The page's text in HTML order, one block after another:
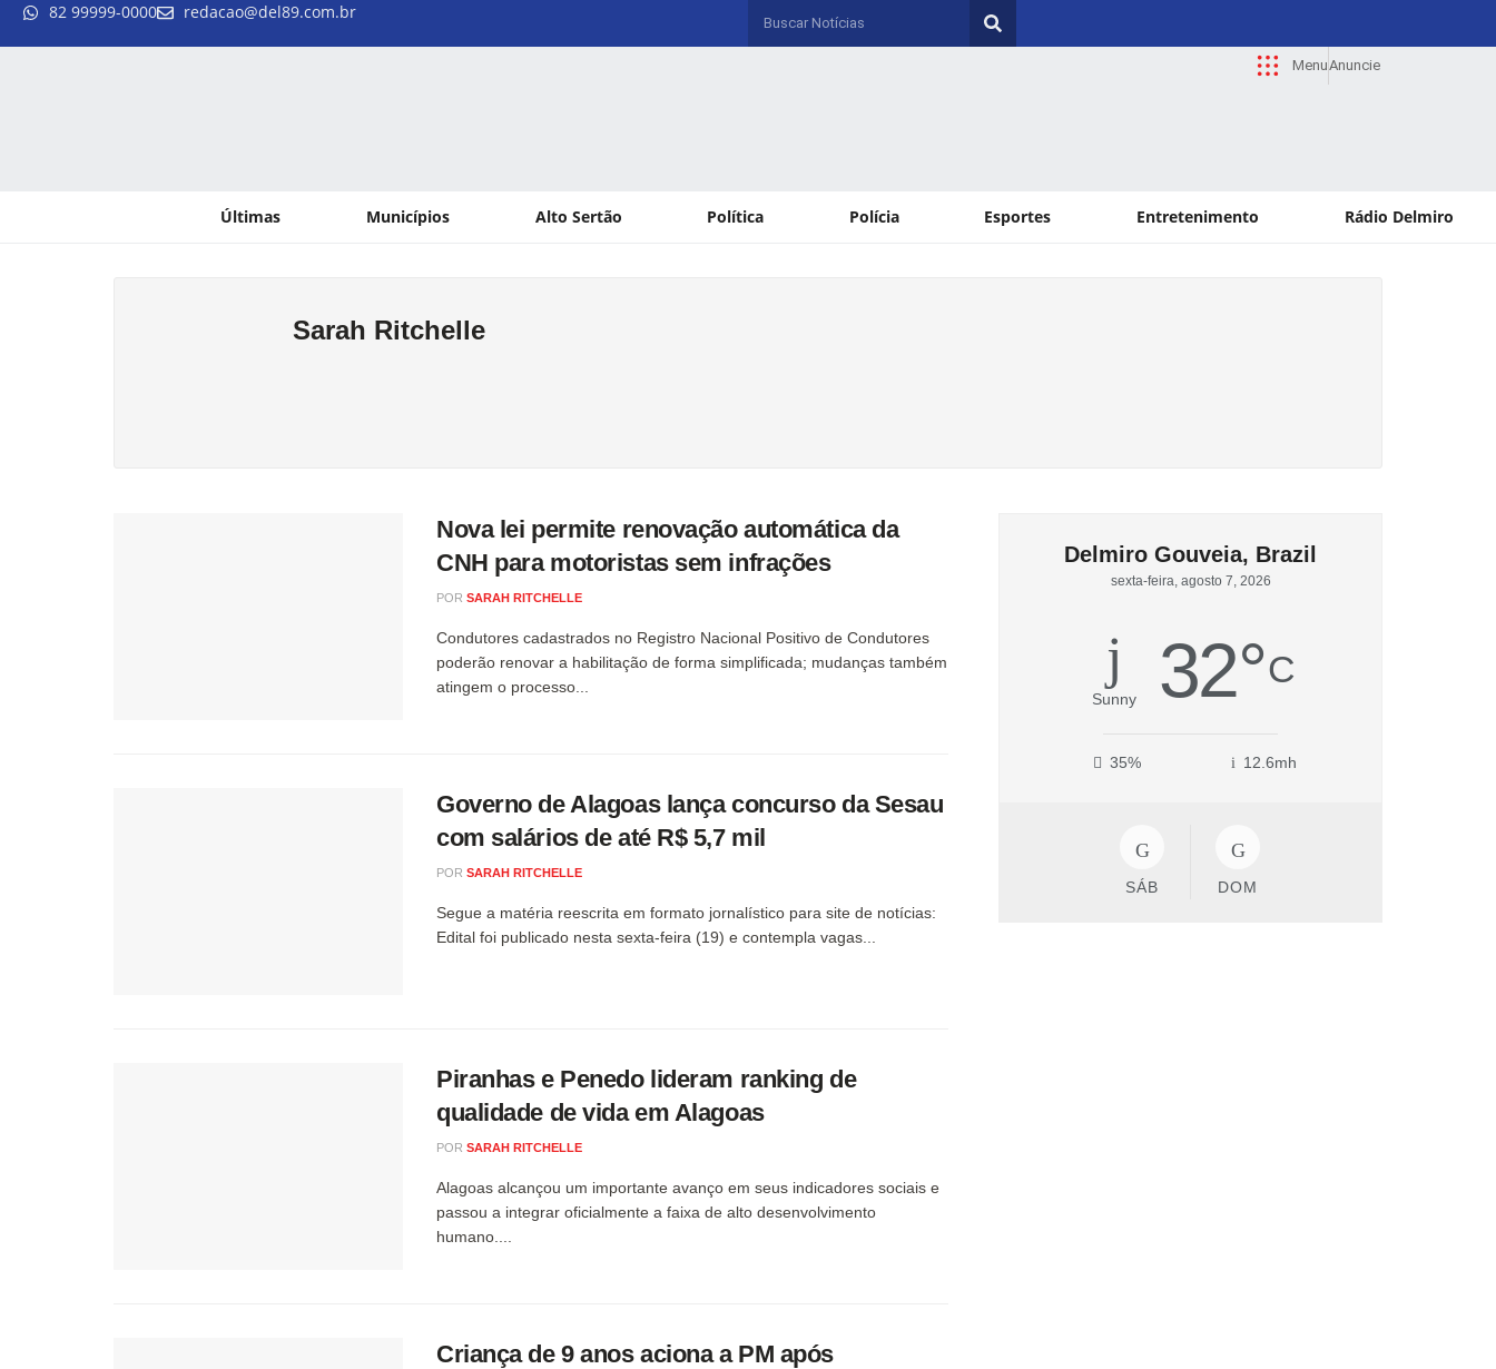
82 99999-0000 redacao@del89.com.br
MenuAnuncie
Últimas Municípios Alto Sertão Política Polícia Esportes Entretenimento Rádio Delmiro
Sarah Ritchelle
Nova lei permite renovação automática da
CNH para motoristas sem infrações
POR SARAH RITCHELLE
Condutores cadastrados no Registro Nacional Positivo de Condutores
poderão renovar a habilitação de forma simplificada; mudanças também
atingem o processo...
Governo de Alagoas lança concurso da Sesau
com salários de até R$ 5,7 mil
POR SARAH RITCHELLE
Segue a matéria reescrita em formato jornalístico para site de notícias:
Edital foi publicado nesta sexta-feira (19) e contempla vagas...
Piranhas e Penedo lideram ranking de
qualidade de vida em Alagoas
POR SARAH RITCHELLE
Alagoas alcançou um importante avanço em seus indicadores sociais e
passou a integrar oficialmente a faixa de alto desenvolvimento
humano....
Criança de 9 anos aciona a PM após
Delmiro Gouveia, Brazil
sexta-feira, agosto 7, 2026
Sunny 32°C
35% 12.6mh
SÁB DOM